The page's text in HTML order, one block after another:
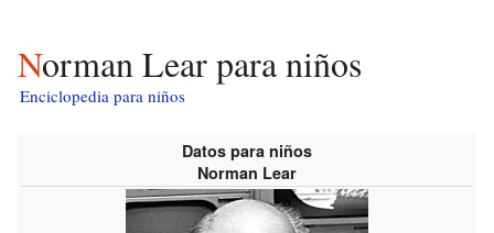
Norman Lear para niños
Enciclopedia para niños
Datos para niños
Norman Lear